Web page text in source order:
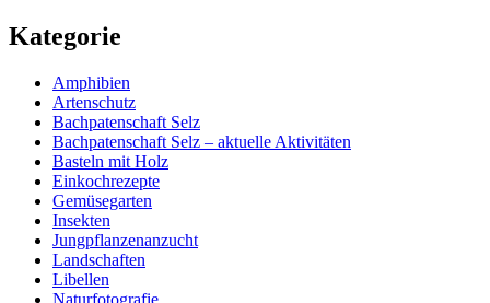
Kategorie
Amphibien
Artenschutz
Bachpatenschaft Selz
Bachpatenschaft Selz – aktuelle Aktivitäten
Basteln mit Holz
Einkochrezepte
Gemüsegarten
Insekten
Jungpflanzenanzucht
Landschaften
Libellen
Naturfotografie